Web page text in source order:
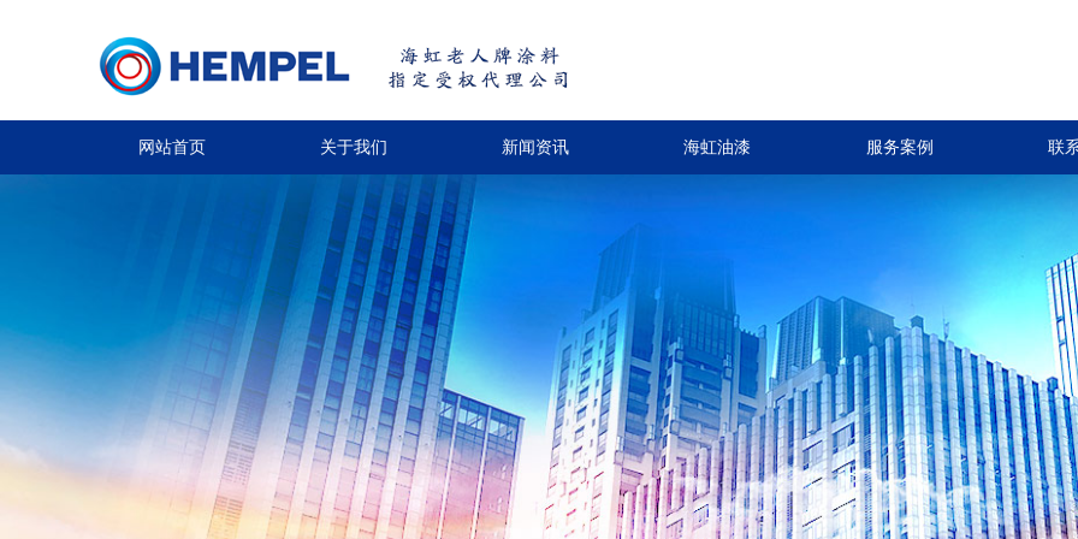
网站首页 关于我们 新闻资讯 海虹油漆 服务案例 联